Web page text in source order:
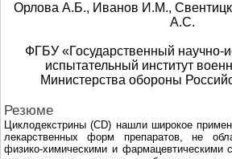
Орлова А.Б., Иванов И.М.,
А.С.
ФГБУ «Государственный научно-
испытательный институт
Министерства обороны
Резюме
Циклодекстрины (CD) нашли широкое
лекарственных форм препаратов, не
физико-химическими и фармацевтическими